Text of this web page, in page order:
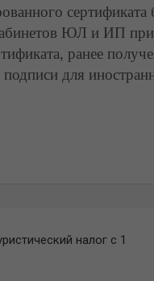
ЮЛ и ИП
ранее
подписи для
налог с 1